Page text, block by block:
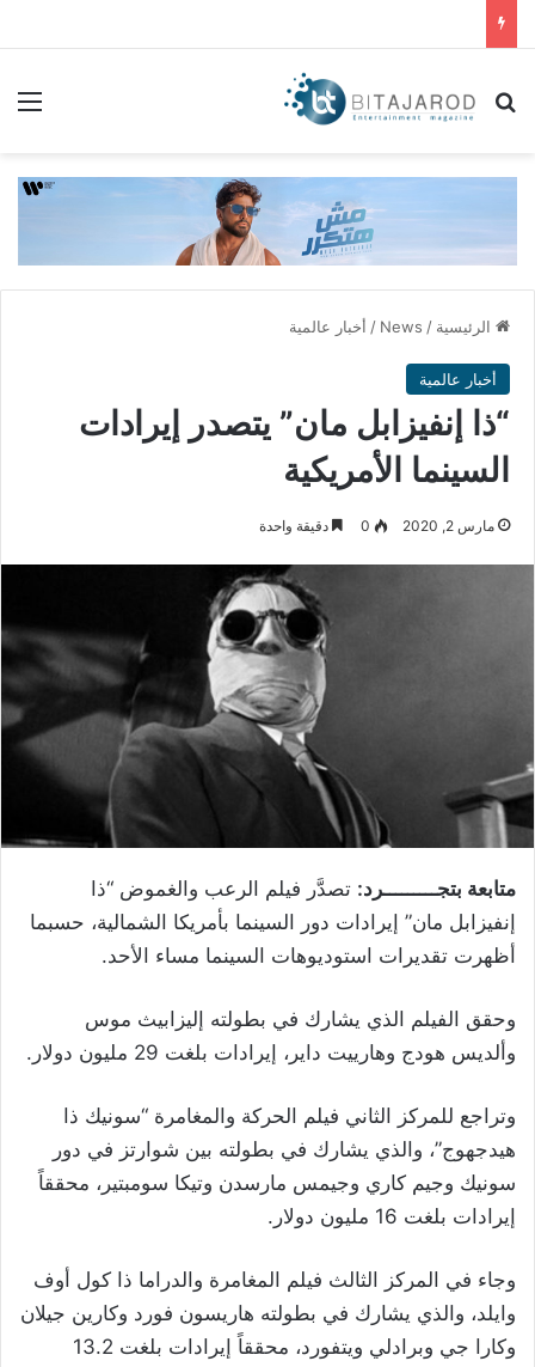
بحث عن
الرئيسية /
News
/ أخبار عالمية
أخبار عالمية
“ذا إنفيزابل مان” يتصدر إيرادات
السينما الأمريكية
مارس 2, 2020 0 دقيقة واحدة
متابعة بتجـــــــــرد: تصدَّر فيلم الرعب والغموض “ذا
إنفيزابل مان” إيرادات دور السينما بأمريكا الشمالية، حسبما
أظهرت تقديرات استوديوهات السينما مساء الأحد.
وحقق الفيلم الذي يشارك في بطولته إليزابيث موس
وألديس هودج وهارييت داير، إيرادات بلغت 29 مليون دولار
.
وتراجع للمركز الثاني فيلم الحركة والمغامرة “سونيك ذا
هيدجهوج”، والذي يشارك في بطولته بين شوارتز في دور
سونيك وجيم كاري وجيمس مارسدن وتيكا سومبتير، محققاً
إيرادات بلغت 16 مليون دولار
.
وجاء في المركز الثالث فيلم المغامرة والدراما ذا كول أوف
وايلد، والذي يشارك في بطولته هاريسون فورد وكارين جيلان
وكارا جي وبرادلي ويتفورد، محققاً إيرادات بلغت 13.2